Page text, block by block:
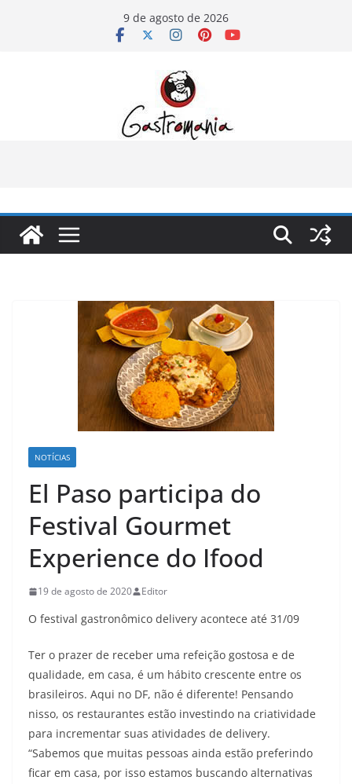
9 de agosto de 2026
NOTÍCIAS
El Paso participa do
Festival Gourmet
Experience do Ifood
19 de agosto de 2020 Editor
O festival gastronômico delivery acontece até 31/09
Ter o prazer de receber uma refeição gostosa e de
qualidade, em casa, é um hábito crescente entre os
brasileiros. Aqui no DF, não é diferente! Pensando
nisso, os restaurantes estão investindo na criatividade
para incrementar suas atividades de delivery.
“Sabemos que muitas pessoas ainda estão preferindo
ficar em casa, por isso estamos buscando alternativas